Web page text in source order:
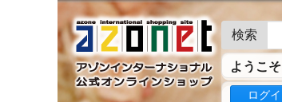
検索
ようこ
ログ